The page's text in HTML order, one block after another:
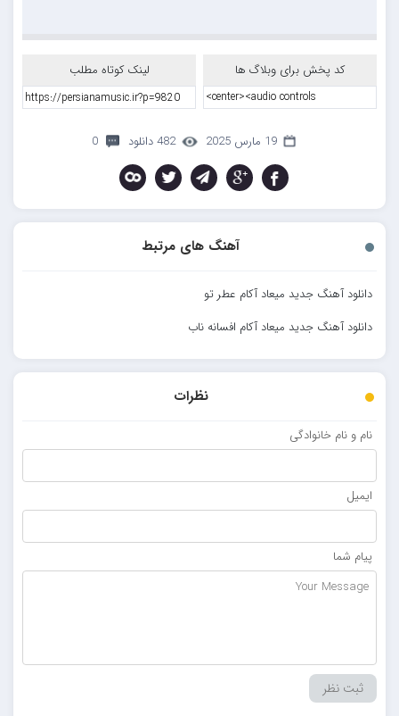
کد پخش برای وبلاگ ها لینک کوتاه مطلب
19 مارس 2025 482 دانلود 0
آهنگ های مرتبط
دانلود آهنگ جدید میعاد آکام عطر تو
دانلود آهنگ جدید میعاد آکام افسانه ناب
نظرات
نام و نام خانوادگی
ایمیل
پیام شما